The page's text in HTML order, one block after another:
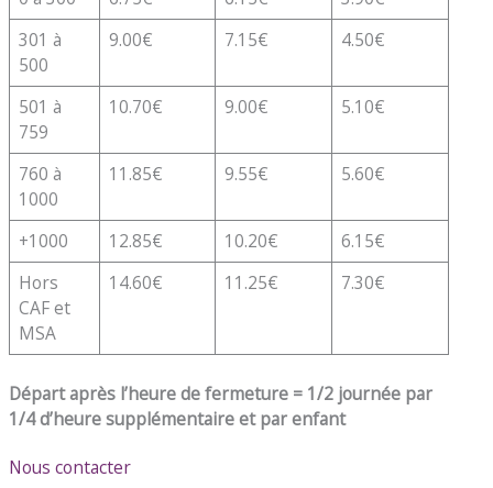
301 à
500
9.00€ 7.15€ 4.50€
501 à
759
10.70€ 9.00€ 5.10€
760 à
1000
11.85€ 9.55€ 5.60€
+1000 12.85€ 10.20€
6.15€
Hors
CAF et
MSA
14.60€ 11.25€ 7.30€
Départ après l’heure de fermeture = 1/2 journée par
1/4 d’heure supplémentaire et par enfant
Nous contacter